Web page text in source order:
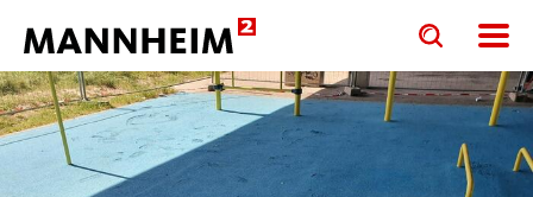
Toggle
search
input
form
Toggle
search
input